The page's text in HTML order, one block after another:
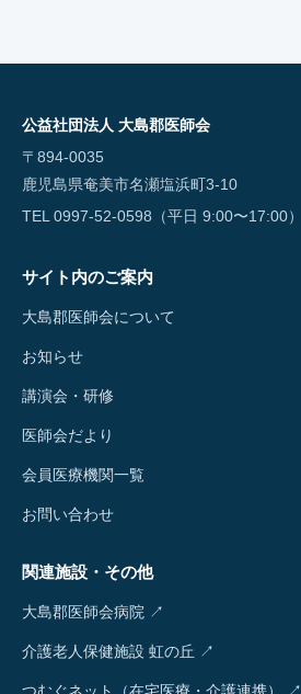
公益社団法人 大島郡医師会
〒894-0035
鹿児島県奄美市名瀬塩浜町3-10
TEL 0997-52-0598（平日 9:00〜17:00）
サイト内のご案内
大島郡医師会について
お知らせ
講演会・研修
医師会だより
会員医療機関一覧
お問い合わせ
関連施設・その他
大島郡医師会病院 ↗
介護老人保健施設 虹の丘 ↗